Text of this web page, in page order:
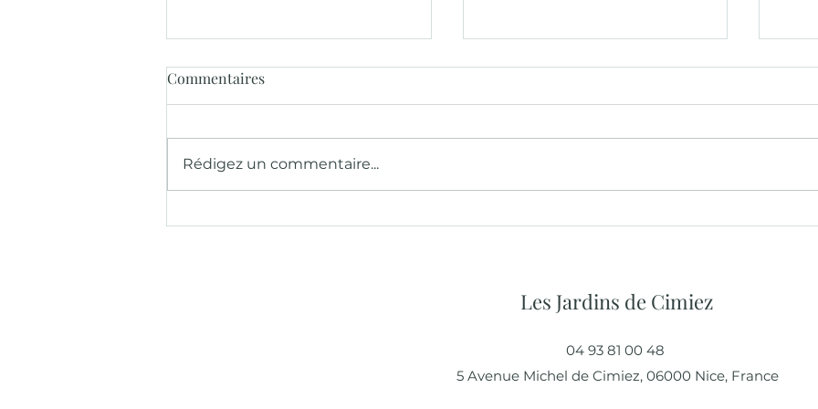
Commentaires
Rédigez un commentaire...
Les Jardins de Cimiez
5 Avenue Michel de Cimiez, 06000 Nice, France
04 93 81 00 48